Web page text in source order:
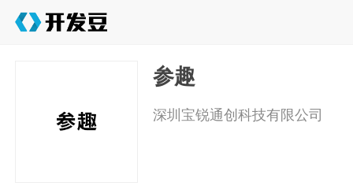
参趣
深圳宝锐通创科技有限公司